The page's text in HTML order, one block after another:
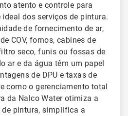
atento e controle para
dos serviços de pintura.
de fornecimento de ar,
COV, fornos, cabines de
seco, funis ou fossas de
ar e da água têm um papel
de DPU e taxas de
como o gerenciamento total
da Nalco Water otimiza a
pintura, simplifica a